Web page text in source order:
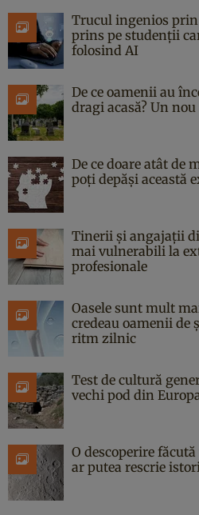
Trucul ingenios
prins pe studenții
folosind AI
De ce oamenii au
dragi acasă? Un
De ce doare atât de
poți depăși această
Tinerii și angajații
mai vulnerabili la
profesionale
Oasele sunt mult
credeau oamenii de
ritm zilnic
Test de cultură
vechi pod din
O descoperire
ar putea rescrie